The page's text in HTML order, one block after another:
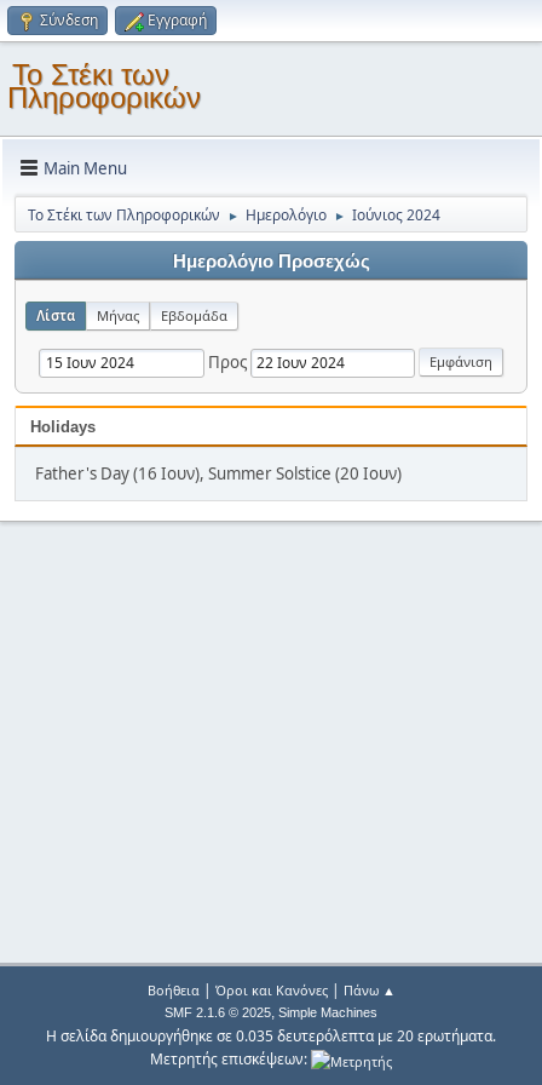
Σύνδεση Εγγραφή
Το Στέκι των
Πληροφορικών
Main Menu
Το Στέκι των Πληροφορικών ► Ημερολόγιο ► Ιούνιος 2024
Ημερολόγιο Προσεχώς
Λίστα Μήνας Εβδομάδα
Προς
Holidays
Father's Day (16 Ιουν), Summer Solstice (20 Ιουν)
Βοήθεια| Όροι και Κανόνες| Πάνω ▲
SMF 2.1.6 © 2025, Simple Machines
Η σελίδα δημιουργήθηκε σε 0.035 δευτερόλεπτα με 20 ερωτήματα.
Μετρητής επισκέψεων: